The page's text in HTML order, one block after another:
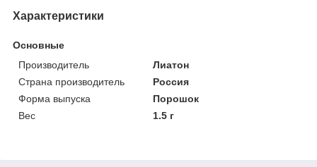
Характеристики
Основные
Производитель
Лиатон
Страна производитель
Россия
Форма выпуска
Порошок
Вес
1.5 г